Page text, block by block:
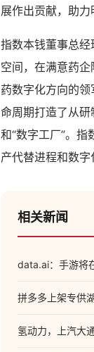
展作出贡献，助力
指数本钱董事总
空间，在满意药
药数字化方向的
命周期打造了从
和“数字工厂”。
产代替进程和数字
相关新闻
data.ai：手游将
拼多多上架专供
氢动力，上汽大